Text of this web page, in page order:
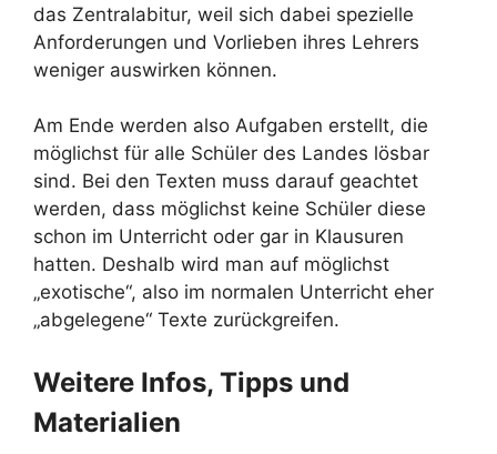
das Zentralabitur, weil sich dabei spezielle
Anforderungen und Vorlieben ihres Lehrers
weniger auswirken können.
Am Ende werden also Aufgaben erstellt, die
möglichst für alle Schüler des Landes lösbar
sind. Bei den Texten muss darauf geachtet
werden, dass möglichst keine Schüler diese
schon im Unterricht oder gar in Klausuren
hatten. Deshalb wird man auf möglichst
„exotische“, also im normalen Unterricht eher
„abgelegene“ Texte zurückgreifen.
Weitere Infos, Tipps und
Materialien